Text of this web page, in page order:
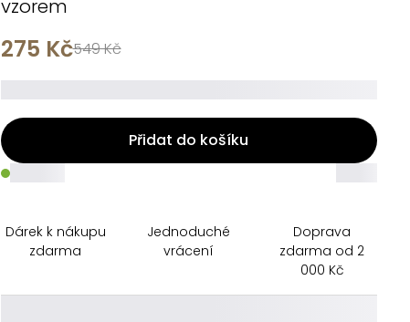
vzorem
549 Kč
275 Kč
Přidat do košíku
_____
Dárek k nákupu
zdarma
Jednoduché
vrácení
Doprava
zdarma od 2
000 Kč